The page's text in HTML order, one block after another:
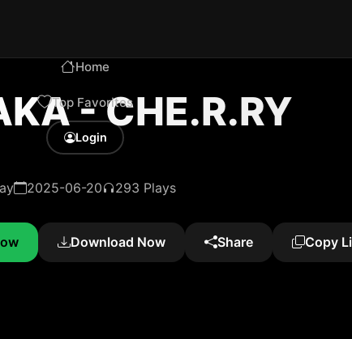
Home
Top Favorites
Login
- CHE.R.RY
2025-06-20 293 Plays
Download Now Share Copy